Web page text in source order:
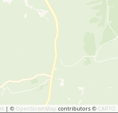
| © OpenStreetMap contributors © CARTO